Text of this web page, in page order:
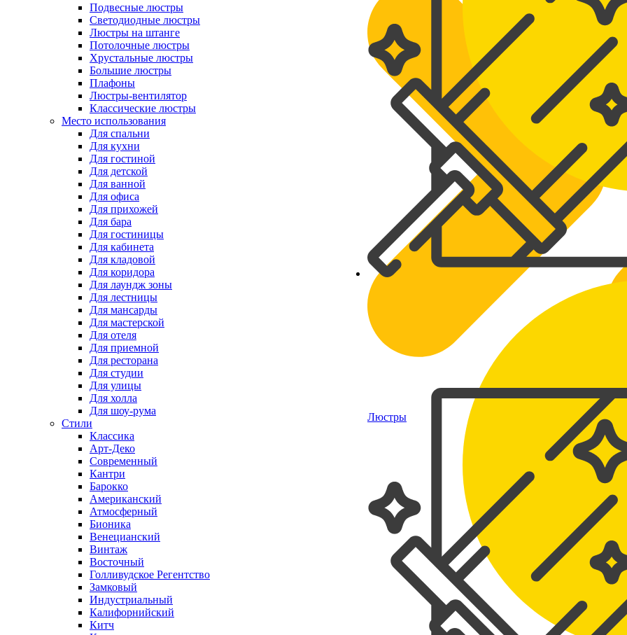
Люстры
Подвесные люстры
Светодиодные люстры
Люстры на штанге
Потолочные люстры
Хрустальные люстры
Большие люстры
Плафоны
Люстры-вентилятор
Классические люстры
Место использования
Для спальни
Для кухни
Для гостиной
Для детской
Для ванной
Для офиса
Для прихожей
Для бара
Для гостиницы
Для кабинета
Для кладовой
Для коридора
Для лаундж зоны
Для лестницы
Для мансарды
Для мастерской
Для отеля
Для приемной
Для ресторана
Для студии
Для улицы
Для холла
Для шоу-рума
Стили
Классика
Арт-Деко
Современный
Кантри
Барокко
Американский
Атмосферный
Бионика
Венецианский
Винтаж
Восточный
Голливудское Регентство
Замковый
Индустриальный
Калифорнийский
Китч